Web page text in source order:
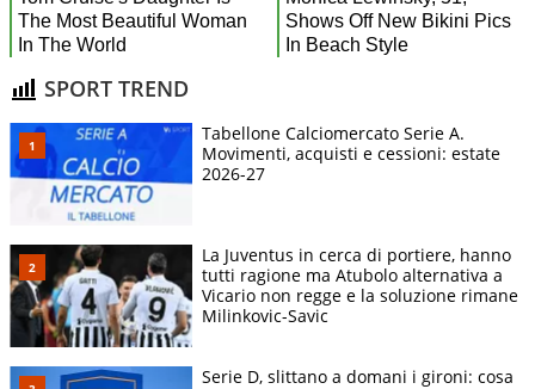
SPORT TREND
Tabellone Calciomercato Serie A.
Movimenti, acquisti e cessioni: estate
2026-27
La Juventus in cerca di portiere, hanno
tutti ragione ma Atubolo alternativa a
Vicario non regge e la soluzione rimane
Milinkovic-Savic
Serie D, slittano a domani i gironi: cosa